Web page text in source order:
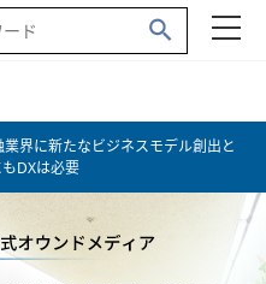
界に新たなビジネスモデル創出と
DXは必要